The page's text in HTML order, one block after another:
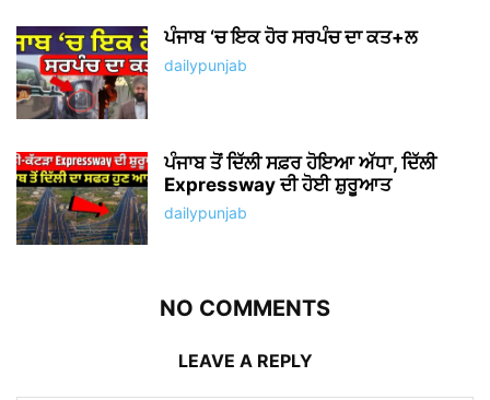
ਪੰਜਾਬ ‘ਚ ਇਕ ਹੋਰ ਸਰਪੰਚ ਦਾ ਕਤ+ਲ
dailypunjab
ਪੰਜਾਬ ਤੋਂ ਦਿੱਲੀ ਸਫ਼ਰ ਹੋਇਆ ਅੱਧਾ, ਦਿੱਲੀ
Expressway ਦੀ ਹੋਈ ਸ਼ੁਰੂਆਤ
dailypunjab
NO COMMENTS
LEAVE A REPLY